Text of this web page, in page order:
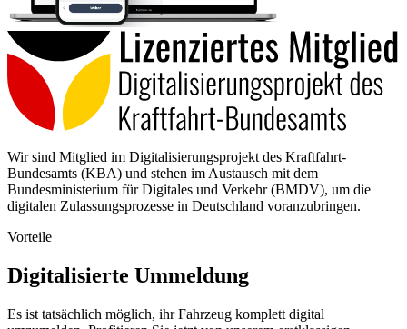
Wir sind Mitglied im Digitalisierungsprojekt des Kraftfahrt-
Bundesamts (KBA) und stehen im Austausch mit dem
Bundesministerium für Digitales und Verkehr (BMDV), um die
digitalen Zulassungsprozesse in Deutschland voranzubringen.
Vorteile
Digitalisierte Ummeldung
Es ist tatsächlich möglich, ihr Fahrzeug komplett digital